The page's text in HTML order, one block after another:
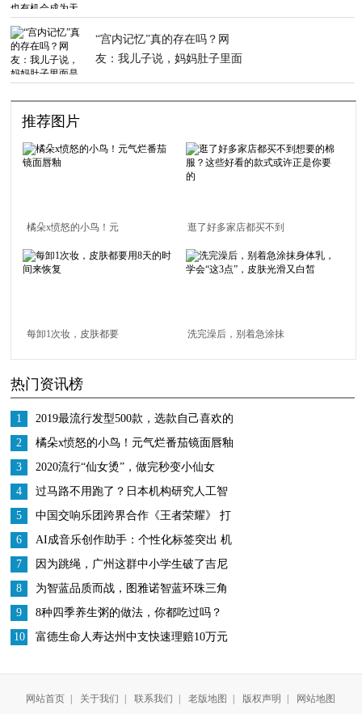
“宫内记忆”真的存在吗？网
友：我儿子说，妈妈肚子里面
推荐图片
橘朵x愤怒的小鸟！元
气烂番茄镜面唇釉
逛了好多家店都买不到
想要的棉服？这些好看
的款式或许正是你要的
每卸1次妆，皮肤都要 洗完澡后，别着急涂抹
热门资讯榜
1
2019最流行发型500款，选款自己喜欢的
美美跨年
2
橘朵x愤怒的小鸟！元气烂番茄镜面唇釉
3
2020流行“仙女烫”，做完秒变小仙女
4
过马路不用跑了？日本机构研究人工智
能指挥交通
5
中国交响乐团跨界合作《王者荣耀》 打
造中国数字文化IP
6
AI成音乐创作助手：个性化标签突出 机
遇挑战并存
7
因为跳绳，广州这群中小学生破了吉尼
斯世界纪录、跳进了大银屏
8
为智蓝品质而战，图雅诺智蓝环珠三角
巡回赛获五项第一
9
8种四季养生粥的做法，你都吃过吗？
10
富德生命人寿达州中支快速理赔10万元
网站首页 | 关于我们 | 联系我们 | 老版地图 | 版权声明 | 网站地图